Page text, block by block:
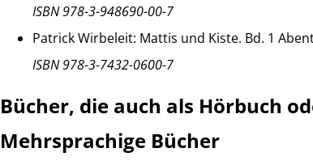
ISBN 978-3-948690-00-7
Patrick Wirbeleit: Mattis und Kiste. Bd. 1
ISBN 978-3-7432-0600-7
Bücher, die auch als Hörbuch
Mehrsprachige Bücher